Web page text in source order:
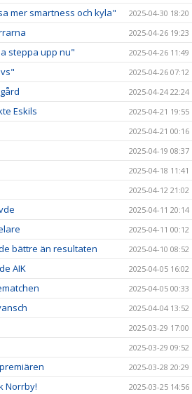
mer smartness och kyla" 2025-04-30 18:20
2025-04-26 19:23
steppa upp nu" 2025-04-26 11:49
2025-04-26 07:12
2025-04-24 22:24
Eskils 2025-04-21 19:55
2025-04-21 00:16
2025-04-19 08:37
2025-04-18 11:41
2025-04-12 21:02
2025-04-11 20:14
2025-04-11 00:12
bättre än resultaten 2025-04-10 08:52
AIK 2025-04-05 16:02
2025-04-05 00:33
2025-04-04 13:52
2025-03-29 17:00
2025-03-29 09:52
2025-03-28 20:29
Norrby! 2025-03-25 14:56